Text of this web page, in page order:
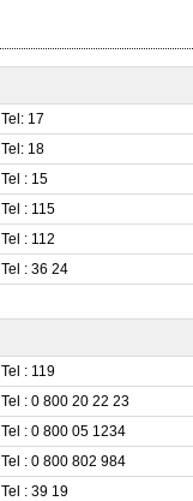
Tel: 17
Tel: 18
Tel : 15
Tel : 115
Tel : 112
Tel : 36 24
Tel : 119
Tel : 0 800 20 22 23
Tel : 0 800 05 1234
Tel : 0 800 802 984
Tel : 39 19